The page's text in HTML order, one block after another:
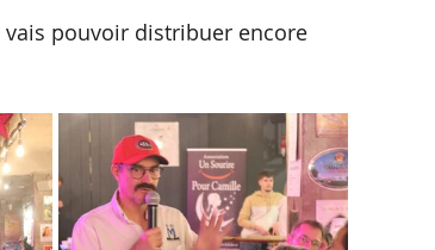
vais pouvoir distribuer encore